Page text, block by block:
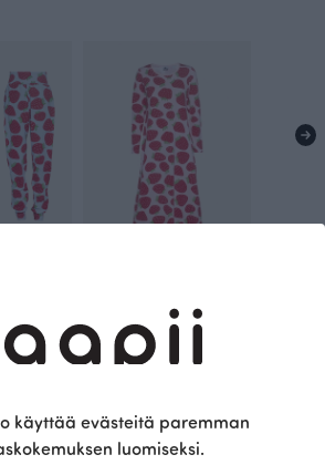
käyttää evästeitä paremman
luomiseksi.